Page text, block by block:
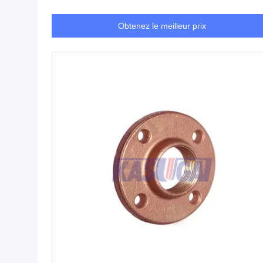
Obtenez le meilleur prix